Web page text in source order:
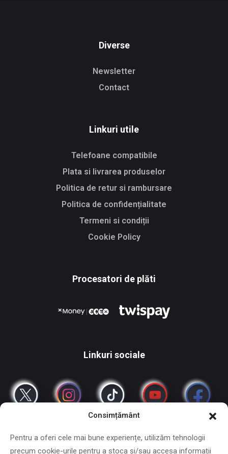
Consimțământ
Pentru a oferi cele mai bune experiențe, utilizăm tehnologii
precum cookie-urile pentru a stoca și/sau accesa informații
Diverse
Newsletter
Contact
Linkuri utile
Telefoane compatibile
Plata si livrarea produselor
Politica de retur si rambursare
Politica de confidențialitate
Termeni si condiții
Cookie Policy
Procesatori de plăti
Linkuri sociale